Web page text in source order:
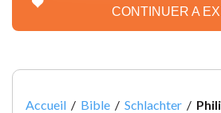
CONTINUER A
Accueil / Bible / Schlachter /